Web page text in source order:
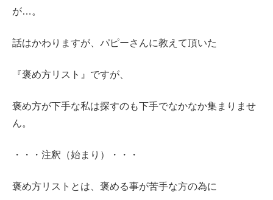
が…。
話はかわりますが、パピーさんに教えて頂いた
『褒め方リスト』ですが、
褒め方が下手な私は探すのも下手でなかなか集まりませ
ん。
・・・注釈（始まり）・・・
褒め方リストとは、褒める事が苦手な方の為に